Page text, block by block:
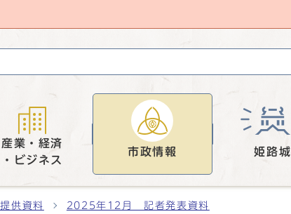
産業・経済
・ビジネス
市政情報 姫路城
供資料 2025年12月 記者発表資料